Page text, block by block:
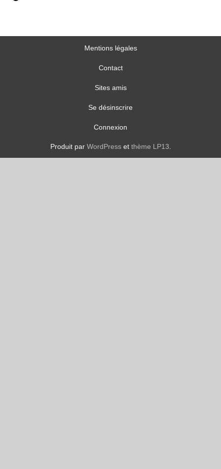
Mentions légales
Contact
Sites amis
Se désinscrire
Connexion
Produit par WordPresset thème LP13